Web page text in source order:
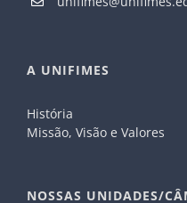
A UNIFIMES
História
Missão, Visão e Valores
NOSSAS UNIDADES/